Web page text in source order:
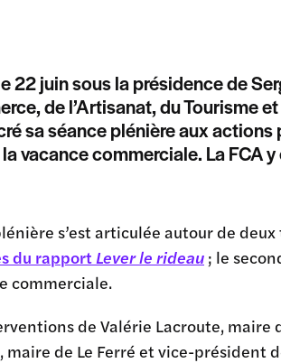
22 juin sous la présidence de
de l’Artisanat, du Tourisme
sa séance plénière aux
vacance commerciale. La FCA
s’est articulée autour de
du rapport Lever le rideau ; le
commerciale.
de Valérie Lacroute,
maire de Le Ferré et vice-président